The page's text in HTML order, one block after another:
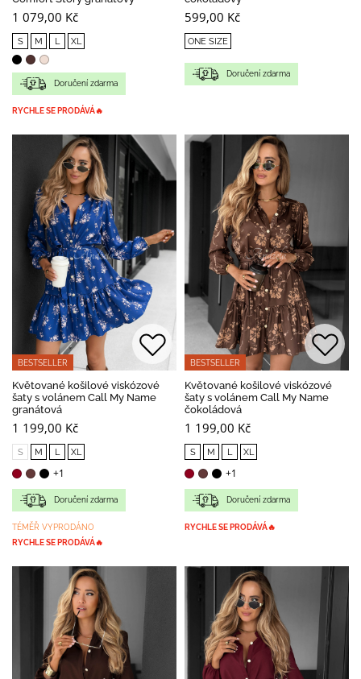
1 079,00 Kč
S M L XL
Doručení zdarma
RYCHLE SE PRODÁVÁ🔥
599,00 Kč
ONE SIZE
Doručení zdarma
BESTSELLER
Květované košilové viskózové
šaty s volánem Call My Name
granátová
1 199,00 Kč
S M L XL
+1
Doručení zdarma
TÉMĚŘ VYPRODÁNO
RYCHLE SE PRODÁVÁ🔥
BESTSELLER
Květované košilové viskózové
šaty s volánem Call My Name
čokoládová
1 199,00 Kč
S M L XL
+1
Doručení zdarma
RYCHLE SE PRODÁVÁ🔥